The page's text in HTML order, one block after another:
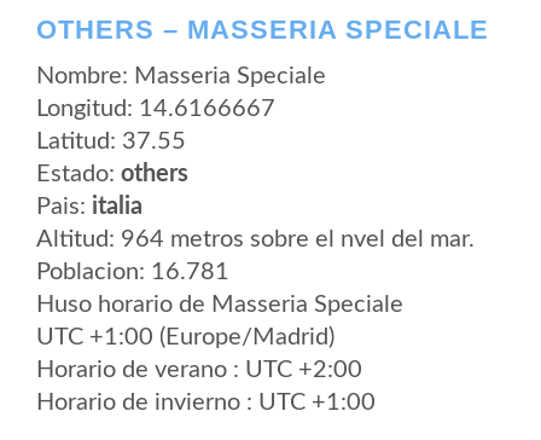
OTHERS – MASSERIA SPECIALE
Nombre: Masseria Speciale
Longitud: 14.6166667
Latitud: 37.55
Estado: others
Pais: italia
Altitud: 964 metros sobre el nvel del mar.
Poblacion: 16.781
Huso horario de Masseria Speciale
UTC +1:00 (Europe/Madrid)
Horario de verano : UTC +2:00
Horario de invierno : UTC +1:00